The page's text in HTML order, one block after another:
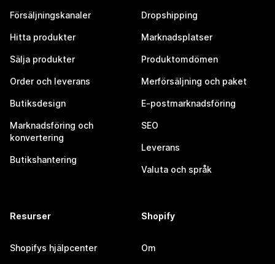
Försäljningskanaler
Hitta produkter
Sälja produkter
Order och leverans
Butiksdesign
Marknadsföring och
konvertering
Butikshantering
Dropshipping
Marknadsplatser
Produktomdömen
Merförsäljning och paket
E-postmarknadsföring
SEO
Leverans
Valuta och språk
Resurser
Shopifys hjälpcenter
Shopify
Om